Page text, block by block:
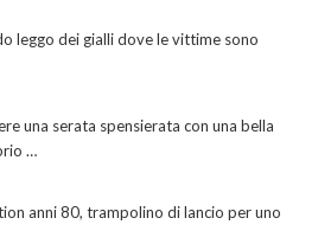
leggo dei gialli dove le vittime sono
una serata spensierata con una bella
…
anni 80, trampolino di lancio per uno